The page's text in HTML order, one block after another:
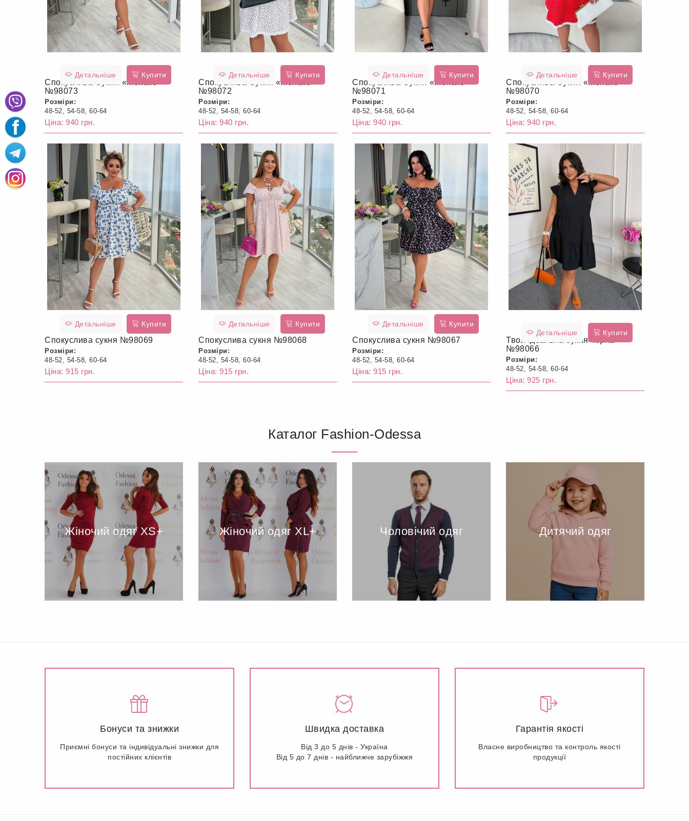
Детальніше Купити
Спокуслива Сукня «Монако»
№98073
Розміри:
48-52, 54-58, 60-64
Ціна: 940 грн.
Детальніше Купити
Спокуслива Сукня «Монако»
№98072
Розміри:
48-52, 54-58, 60-64
Ціна: 940 грн.
Детальніше Купити
Спокуслива Сукня «Монако»
№98071
Розміри:
48-52, 54-58, 60-64
Ціна: 940 грн.
Детальніше Купити
Спокуслива Сукня «Монако»
№98070
Розміри:
48-52, 54-58, 60-64
Ціна: 940 грн.
Детальніше Купити
Спокуслива сукня №98069
Розміри:
48-52, 54-58, 60-64
Ціна: 915 грн.
Детальніше Купити
Спокуслива сукня №98068
Розміри:
48-52, 54-58, 60-64
Ціна: 915 грн.
Детальніше Купити
Спокуслива сукня №98067
Розміри:
48-52, 54-58, 60-64
Ціна: 915 грн.
Детальніше Купити
Твоя ідеальна сукня чорна
№98066
Розміри:
48-52, 54-58, 60-64
Ціна: 925 грн.
Каталог Fashion-Odessa
Жіночий одяг XS+ Жіночий одяг XL+ Чоловічий одяг Дитячий одяг
Бонуси та знижки
Приємні бонуси та індивідуальні знижки для
постійних клієнтів
Швидка доставка
Від 3 до 5 днів - Україна
Від 5 до 7 днів - найближче зарубіжжя
Гарантія якості
Власне виробництво та контроль якості
продукції